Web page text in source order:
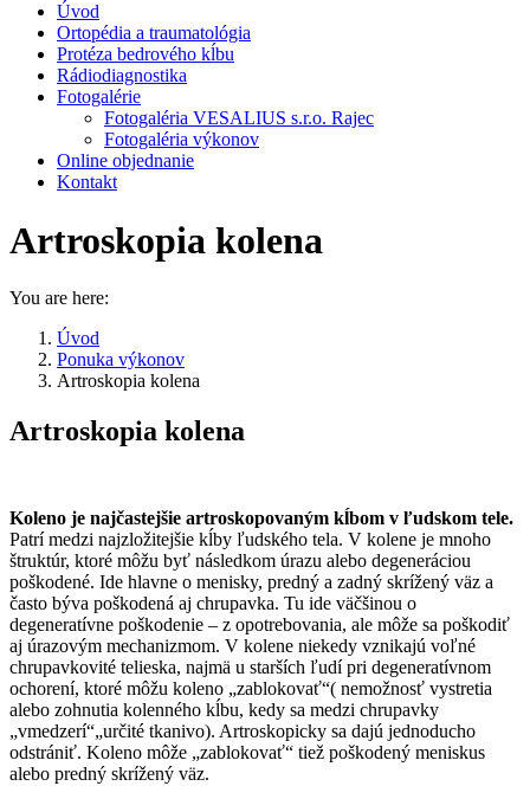
Úvod
Ortopédia a traumatológia
Protéza bedrového kĺbu
Rádiodiagnostika
Fotogalérie
Fotogaléria VESALIUS s.r.o. Rajec
Fotogaléria výkonov
Online objednanie
Kontakt
Artroskopia kolena
You are here:
Úvod
Ponuka výkonov
Artroskopia kolena
Artroskopia kolena
Koleno je najčastejšie artroskopovaným kĺbom v ľudskom tele.
Patrí medzi najzložitejšie kĺby ľudského tela. V kolene je mnoho
štruktúr, ktoré môžu byť následkom úrazu alebo degeneráciou
poškodené. Ide hlavne o menisky, predný a zadný skrížený väz a
často býva poškodená aj chrupavka. Tu ide väčšinou o
degeneratívne poškodenie – z opotrebovania, ale môže sa poškodiť
aj úrazovým mechanizmom. V kolene niekedy vznikajú voľné
chrupavkovité telieska, najmä u starších ľudí pri degeneratívnom
ochorení, ktoré môžu koleno „zablokovať“( nemožnosť vystretia
alebo zohnutia kolenného kĺbu, kedy sa medzi chrupavky
„vmedzerí“„určité tkanivo). Artroskopicky sa dajú jednoducho
odstrániť. Koleno môže „zablokovať“ tiež poškodený meniskus
alebo predný skrížený väz.